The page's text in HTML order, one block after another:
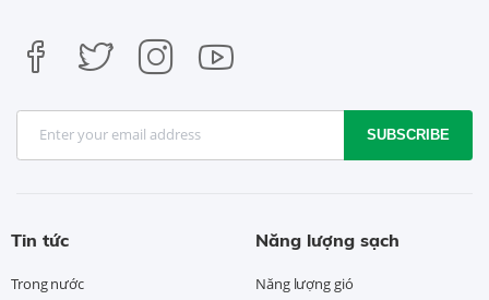
SUBSCRIBE
Tin tức
Trong nước
Năng lượng sạch
Năng lượng gió